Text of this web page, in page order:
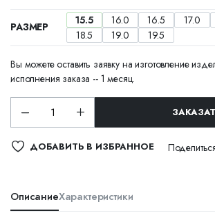
РАЗМЕР 15.5 16.0 16.5 17.0
18.5
19.0 19.5
Вы можете оставить заявку на изготовление
исполнения заказа -- 1 месяц.
ДОБАВИТЬ В ИЗБРАННОЕ
ОписаниеХарактеристики